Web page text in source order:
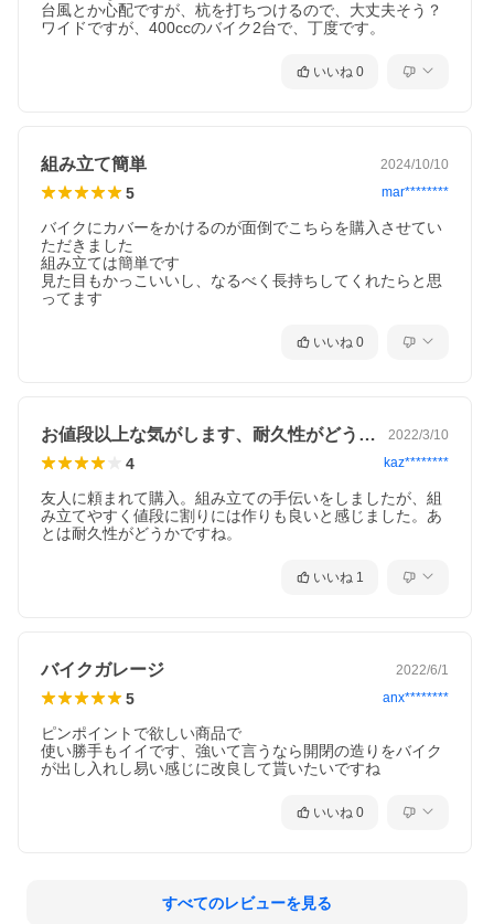
台風とか心配ですが、杭を打ちつけるので、大丈夫そう？
ワイドですが、400ccのバイク2台で、丁度です。
いいね 0
組み立て簡単 2024/10/10
5 mar********
バイクにカバーをかけるのが面倒でこちらを購入させてい
ただきました
組み立ては簡単です
見た目もかっこいいし、なるべく長持ちしてくれたらと思
ってます
いいね 0
お値段以上な気がします、耐久性がどうか？ 2022/3/10
4 kaz********
友人に頼まれて購入。組み立ての手伝いをしましたが、組
み立てやすく値段に割りには作りも良いと感じました。あ
とは耐久性がどうかですね。
いいね 1
バイクガレージ 2022/6/1
5 anx********
ピンポイントで欲しい商品で
使い勝手もイイです、強いて言うなら開閉の造りをバイク
が出し入れし易い感じに改良して貰いたいですね
いいね 0
すべてのレビューを見る